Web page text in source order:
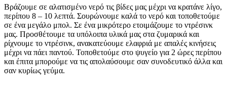
Βράζουμε σε αλατισμένο νερό τις βίδες μας μέχρι να κρατάνε λίγο,
περίπου 8 – 10 λεπτά. Σουρώνουμε καλά το νερό και τοποθετούμε
σε ένα μεγάλο μπολ. Σε ένα μικρότερο ετοιμάζουμε το ντρέσινκ
μας. Προσθέτουμε τα υπόλοιπα υλικά μας στα ζυμαρικά και
ρίχνουμε το ντρέσινκ, ανακατεύουμε ελαφριά με απαλές κινήσεις
μέχρι να πάει παντού. Τοποθετούμε στο ψυγείο για 2 ώρες περίπου
και έπιτα μπορούμε να τις απολαύσουμε σαν συνοδευτικό άλλα και
σαν κυρίως γεύμα.